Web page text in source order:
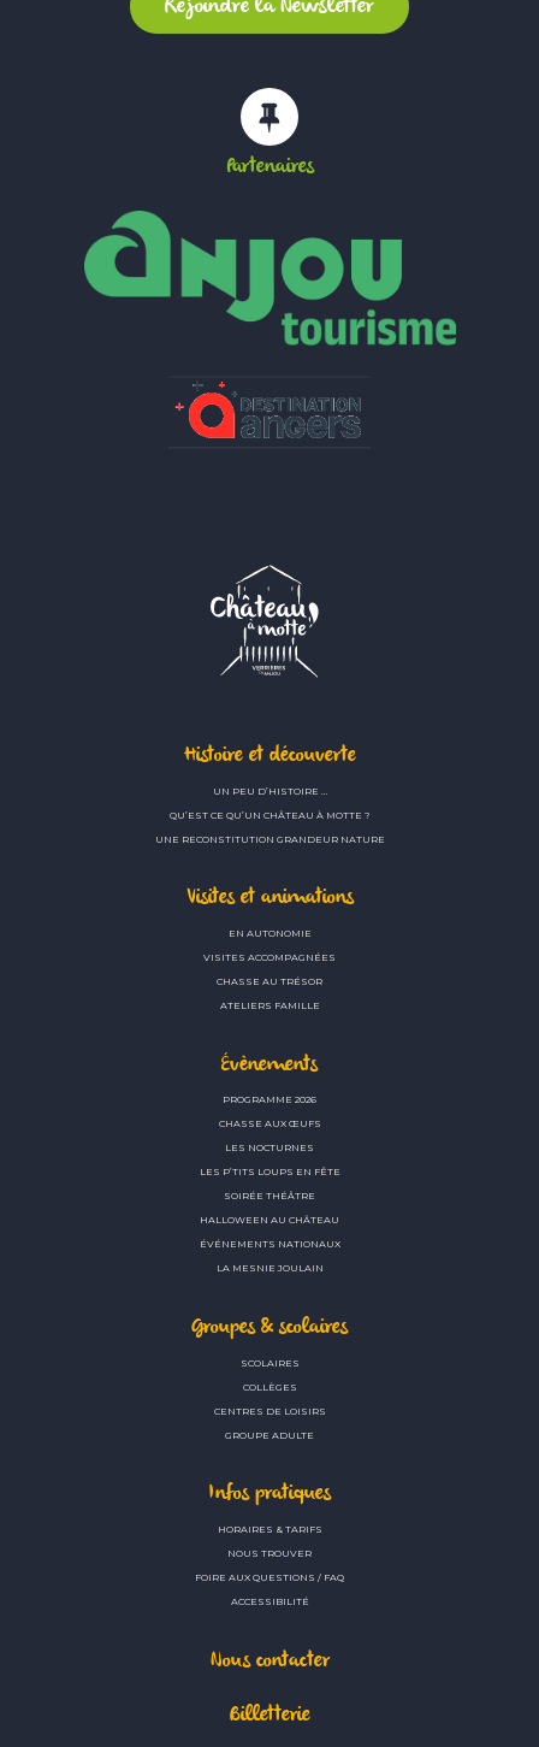
Partenaires
Histoire et découverte
UN PEU D’HISTOIRE …
QU’EST CE QU’UN CHÂTEAU À MOTTE ?
UNE RECONSTITUTION GRANDEUR NATURE
Visites et animations
EN AUTONOMIE
VISITES ACCOMPAGNÉES
CHASSE AU TRÉSOR
ATELIERS FAMILLE
Évènements
PROGRAMME 2026
CHASSE AUX ŒUFS
LES NOCTURNES
LES P’TITS LOUPS EN FÊTE
SOIRÉE THÉÂTRE
HALLOWEEN AU CHÂTEAU
ÉVÉNEMENTS NATIONAUX
LA MESNIE JOULAIN
Groupes & scolaires
SCOLAIRES
COLLÈGES
CENTRES DE LOISIRS
GROUPE ADULTE
Infos pratiques
HORAIRES & TARIFS
NOUS TROUVER
FOIRE AUX QUESTIONS / FAQ
ACCESSIBILITÉ
Nous contacter
Billetterie